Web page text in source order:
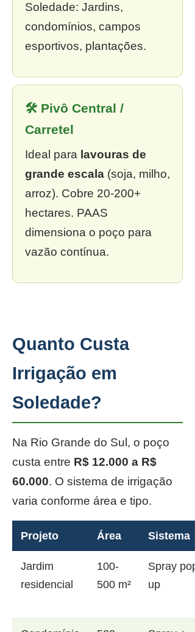
Soledade: Jardins,
condomínios, campos
esportivos, plantações.
🛠 Pivô Central /
Carretel
Ideal para lavouras de
grande escala (soja, milho,
arroz). Cobre 20-200+
hectares. PAAS
dimensiona o poço para
vazão contínua.
Quanto Custa
Irrigação em
Soledade?
Na Rio Grande do Sul, o poço
custa entre R$ 12.000 a R$
60.000. O sistema de irrigação
varia conforme área e tipo.
Projeto Área Sistema
Jardim
residencial
100-
500 m²
Spray pop-
up